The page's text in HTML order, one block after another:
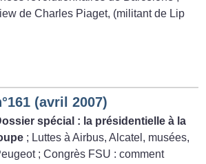
de Charles Piaget, (militant de Lip
(avril 2007)
spécial : la présidentielle à la
; Luttes à Airbus, Alcatel, musées,
; Congrès FSU : comment